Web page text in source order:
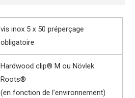
vis inox 5 x 50 préperçage
obligatoire
Hardwood clip® M ou Növlek
Roots®
(en fonction de l’environnement)